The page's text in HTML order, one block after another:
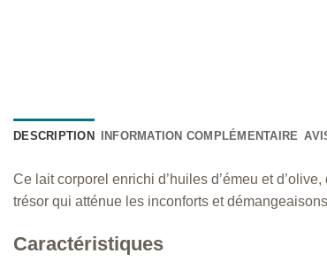
DESCRIPTION INFORMATION COMPLÉMENTAIRE
Ce lait corporel enrichi d’huiles d’émeu et
trésor qui atténue les inconforts et
Caractéristiques